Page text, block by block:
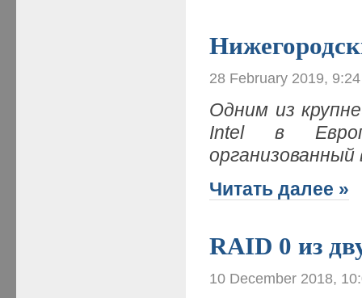
28 February 2019,
Одним из
Intel в
организованный
Читать далее »
RAID 0 из
10 December 2018,